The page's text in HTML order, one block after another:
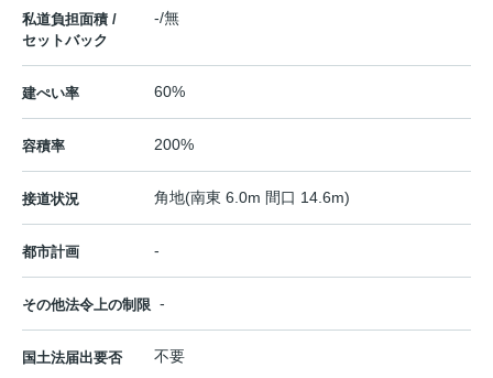
私道負担面積 /
セットバック
-/無
建ぺい率 60%
容積率 200%
接道状況 角地(南東 6.0m 間口 14.6m)
都市計画 -
その他法令上の制限 -
国土法届出要否 不要